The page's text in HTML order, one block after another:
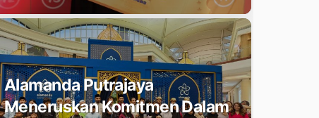
Alamanda Putrajaya
Meneruskan Komitmen Dalam